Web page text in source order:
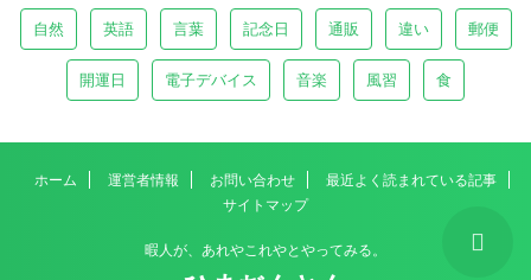
自然 英語 言葉 記念日 通販 違い 郵便
開運日 電子デバイス 音楽 風習 食
ホーム 運営者情報 お問い合わせ
最近よく読まれている記事
サイトマップ
暇人が、あれやこれやとやってみる。